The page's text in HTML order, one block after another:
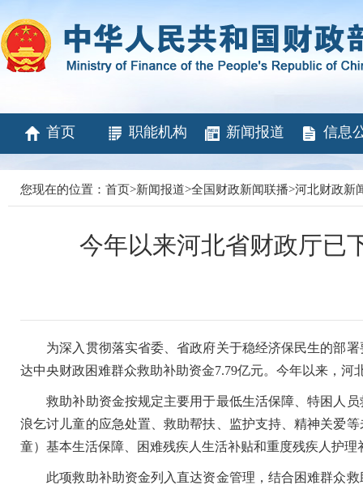
首页 职能机构 新闻报道 信息
您现在的位置： 首页>新闻报道>全国财政新闻联播>河北财政新
今年以来河北省财政厅已
为深入贯彻落实省委、省政府关于稳经济保民生的部署
达中央财政困难群众救助补助资金7.79亿元。今年以来，
救助补助资金按规定主要用于最低生活保障、特困人员
浪乞讨儿童的应急处置、救助帮扶、监护支持、精神关爱
童）基本生活保障、困难残疾人生活补贴和重度残疾人护
此项救助补助资金列入直达资金管理，结合困难群众救